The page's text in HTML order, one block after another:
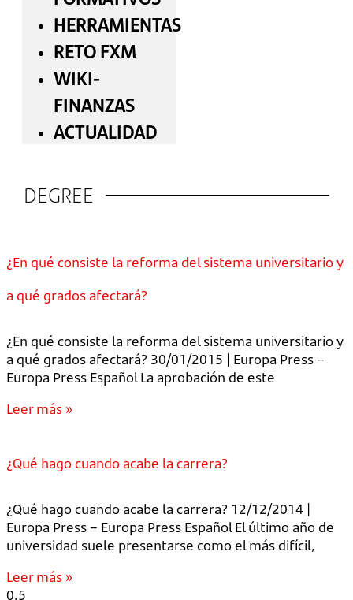
HERRAMIENTAS
RETO FXM
WIKI-
FINANZAS
ACTUALIDAD
DEGREE
¿En qué consiste la reforma del sistema universitario y
a qué grados afectará?
¿En qué consiste la reforma del sistema universitario y
a qué grados afectará? 30/01/2015 | Europa Press –
Europa Press Español La aprobación de este
Leer más »
¿Qué hago cuando acabe la carrera?
¿Qué hago cuando acabe la carrera? 12/12/2014 |
Europa Press – Europa Press Español El último año de
universidad suele presentarse como el más difícil,
Leer más »